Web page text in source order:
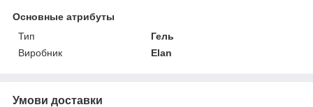
Основные атрибуты
Тип
Гель
Виробник
Elan
Умови доставки